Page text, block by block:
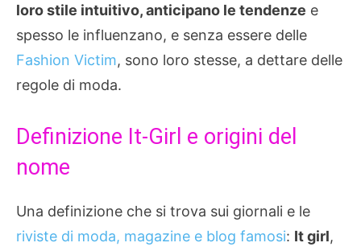
loro stile intuitivo, anticipano le tendenze e
spesso le influenzano, e senza essere delle
Fashion Victim, sono loro stesse, a dettare delle
regole di moda.
Definizione It-Girl e origini del
nome
Una definizione che si trova sui giornali e le
riviste di moda, magazine e blog famosi: It girl,